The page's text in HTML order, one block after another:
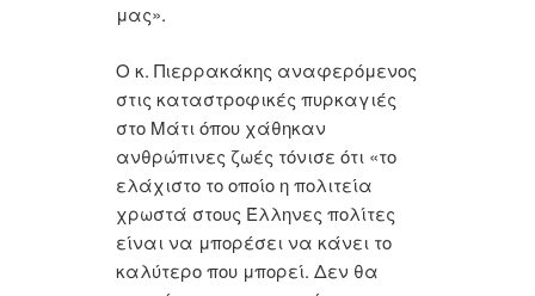
μας».
Ο κ. Πιερρακάκης αναφερόμενος
στις καταστροφικές πυρκαγιές
στο Μάτι όπου χάθηκαν
ανθρώπινες ζωές τόνισε ότι «το
ελάχιστο το οποίο η πολιτεία
χρωστά στους Έλληνες πολίτες
είναι να μπορέσει να κάνει το
καλύτερο που μπορεί. Δεν θα